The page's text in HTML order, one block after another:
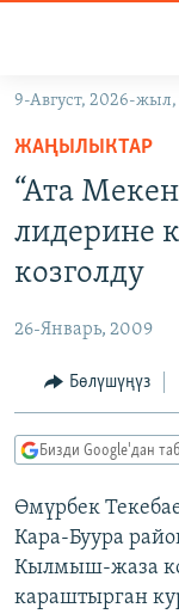
Навигацияга
өтүңүз
Издөөгө
салыңыз
КЫРГЫЗСТАН
МАДАНИЯТ
УКРАИНА
ТВ
БҮГҮН АЗАТТЫКТА
ДАНИСТЕ
АЗАТТЫК+
ПОДКАСТ
Русский
ОНЛАЙН ШЕРИНЕ
9-Август, 2026-
ЖАҢЫЛЫКТАР
“Ата
козголду
26-Январь, 2009
Бөлүшүңүз
Бизди Google'дан
Өмүрбек
Кара-Буура
Кылмыш-жаза
караштырган